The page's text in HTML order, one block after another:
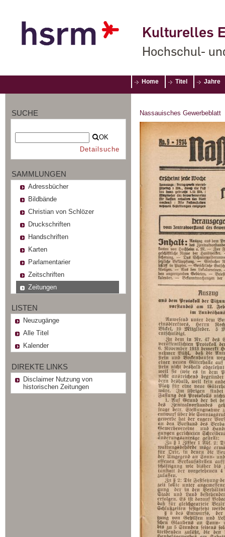
Kulturelles
Hochschul-
Home Titel Jahre
SUCHE
OK
Detailsuche
SAMMLUNGEN
Adressbücher
Bildbände
Christian von Schlözer
Druckschriften
Handschriften
Karten
Parlamentarier
Zeitschriften
Zeitungen
LISTEN
Neuzugänge
Alle Titel
Kalender
DIREKTE LINKS
Disclaimer Nutzung von
historischen Zeitungen
Nassauisches Gewerbeblatt